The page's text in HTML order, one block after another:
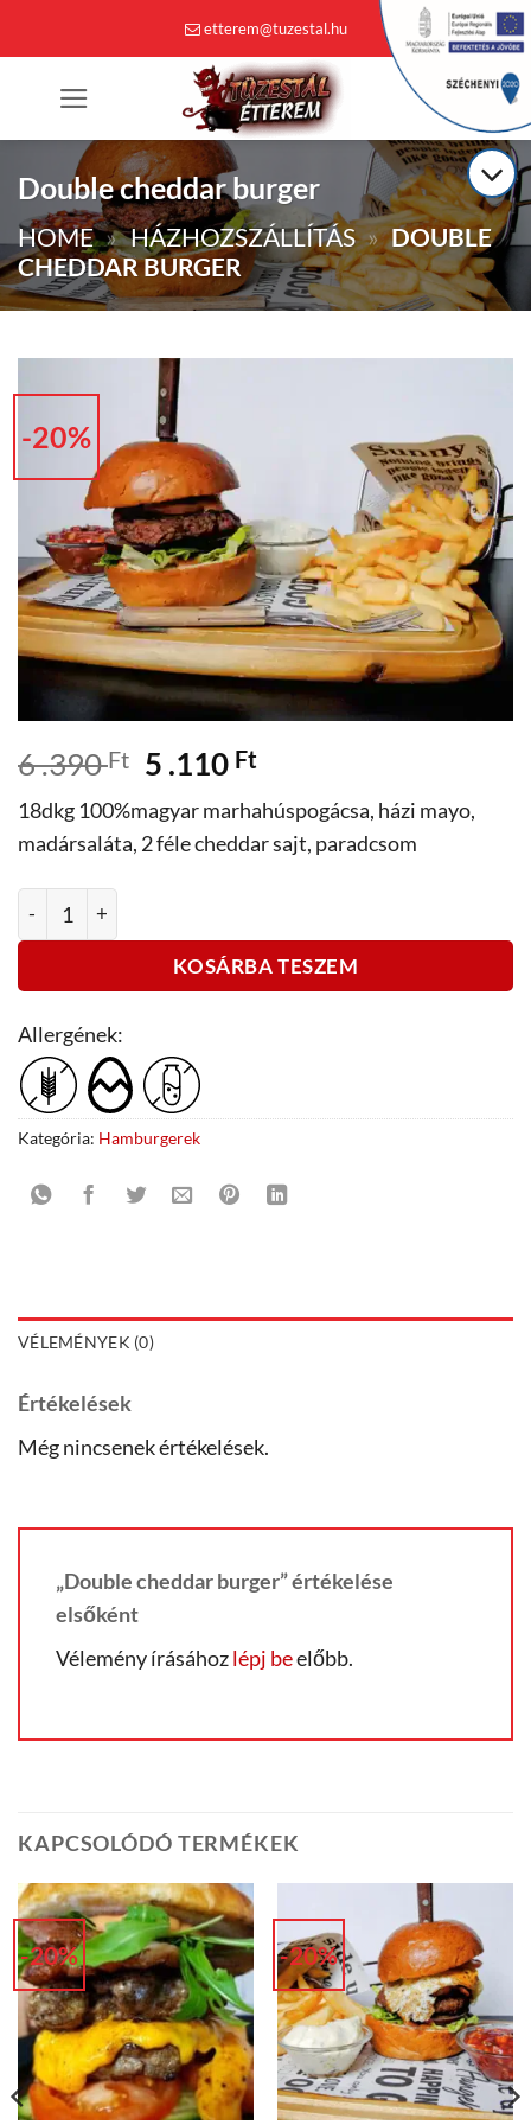
etterem@tuzestal.hu
Double cheddar burger
HOME » HÁZHOZSZÁLLÍTÁS » DOUBLE
CHEDDAR BURGER
-20%
6 .390Ft Original
was:
6
5 .110 FtCurrent
price
is:
5
18dkg 100%magyar marhahúspogácsa, házi mayo,
madársaláta, 2 féle cheddar sajt, paradcsom
Double cheddar burger mennyiség
KOSÁRBA TESZEM
Allergének:
Kategória: Hamburgerek
VÉLEMÉNYEK (0)
Értékelések
Még nincsenek értékelések.
„Double cheddar burger” értékelése
elsőként
Vélemény írásáhozlépj beelőbb.
KAPCSOLÓDÓ TERMÉKEK
-20% -20%